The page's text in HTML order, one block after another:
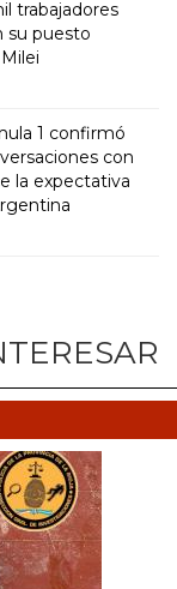
trabajadores
su puesto
1 confirmó
con
la expectativa